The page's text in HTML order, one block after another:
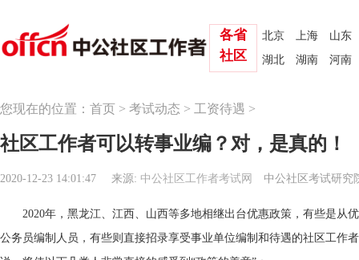
北京 上海
山东
湖北
湖南 河南
各省
社区
您现在的位置： 首页 > 考试动态 > 工资待遇 >
社区工作者可以转事业编？对，是真的！
2020-12-23 14:01:47 来源: 中公社区工作者考试网 中公社区考试研究
2020年，黑龙江、江西、山西等多地相继出台优惠政策，有些是从
公务员编制人员，有些则直接招录享受事业单位编制和待遇的社区工作